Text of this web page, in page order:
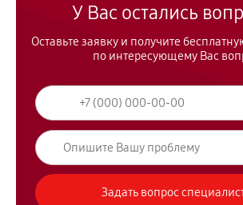
У Вас остались
Оставьте заявку и получите
по интересующему Вас